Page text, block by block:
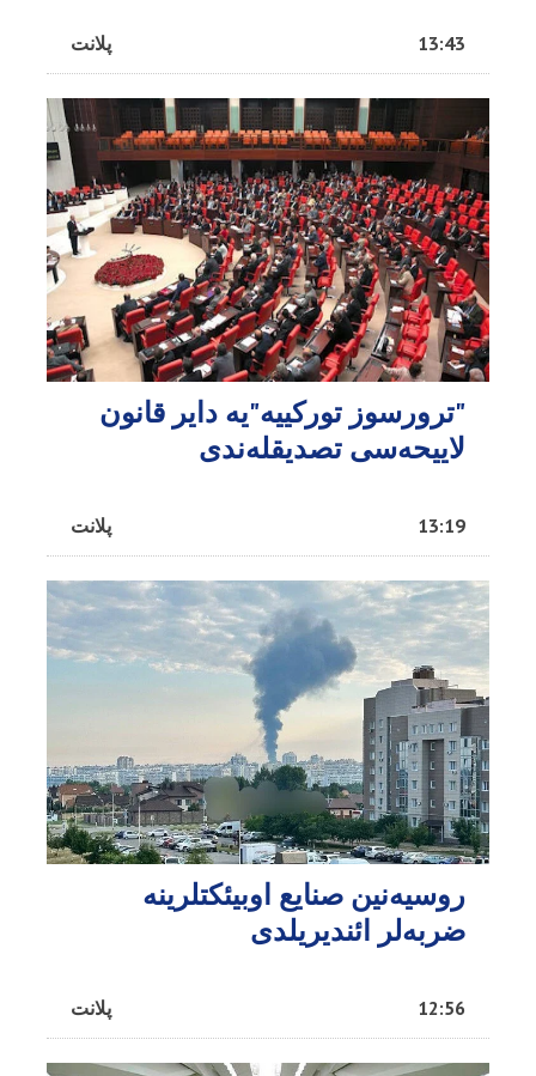
پلانت 13:43
"ترورسوز تورکییه"یه دایر قانون
لاییحه‌سی تصدیقله‌ندی
پلانت 13:19
روسیه‌نین صنایع اوبیئکتلرینه
ضربه‌لر ائندیریلدی
پلانت 12:56